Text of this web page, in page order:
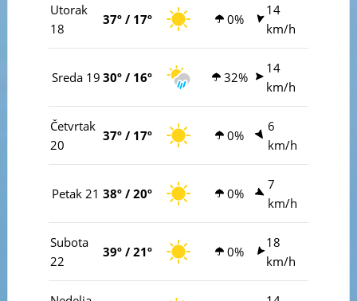
Utorak
18
37º / 17º 0%
14
km/h
Sreda 19 30º / 16º 32%
14
km/h
Četvrtak
20
37º / 17º 0%
6
km/h
Petak 21 38º / 20º 0%
7
km/h
Subota
22
39º / 21º 0%
18
km/h